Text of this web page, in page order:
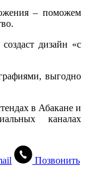
– поможем
дизайн «с
выгодно
в Абакане и
каналах
Позвонить